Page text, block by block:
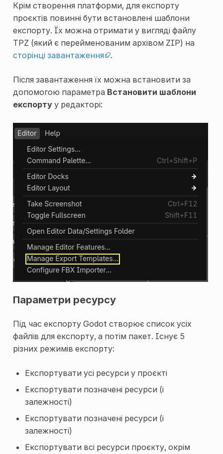
Крім створення платформи, для експорту
проєктів повинні бути встановлені шаблони
експорту. Їх можна отримати у вигляді файлу
TPZ (який є перейменованим архівом ZIP) на
сторінці завантаження
.
Після завантаження їх можна встановити за
допомогою параметра Встановити шаблони
експортуу редакторі:
Параметри ресурсу
Під час експорту Godot створює список усіх
файлів для експорту, а потім пакет. Існує 5
різних режимів експорту:
Експортувати усі ресурси у проєкті
Експортувати позначені ресурси (і
залежності)
Експортувати позначені ресурси (і
залежності)
Експортувати всі ресурси проєкту, окрім